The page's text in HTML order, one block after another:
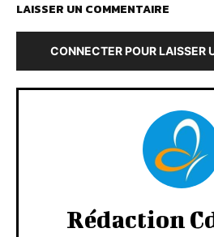
LAISSER UN COMMENTAIRE
CONNECTER POUR LAISSER
Rédaction